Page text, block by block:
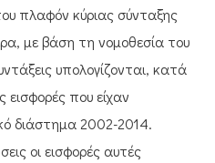
πλαφόν κύριας σύνταξης
με βάση τη νομοθεσία του
υπολογίζονται, κατά
εισφορές που είχαν
διάστημα 2002-2014.
οι εισφορές αυτές